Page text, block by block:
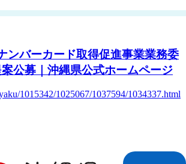
ンバーカード取得促進事業業務委
公募｜沖縄県公式ホームページ
1015342/1025067/1037594/1034337.html